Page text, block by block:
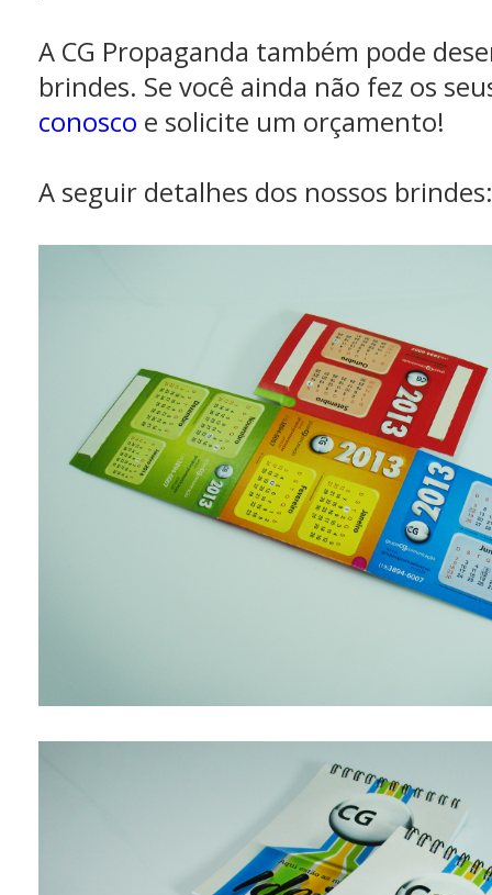
A CG Propaganda também pode
brindes. Se você ainda não fez os
conosco e solicite um orçamento!
A seguir detalhes dos nossos brindes: